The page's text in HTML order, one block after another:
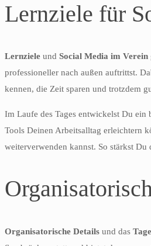
Lernziele für
Lernziele und Social Media im Verein
professioneller nach außen auftrittst.
kennen, die Zeit sparen und trotzdem
Im Laufe des Tages entwickelst Du
Tools Deinen Arbeitsalltag erleichtern
weiterverwenden kannst. So stärkst
Organisatorische Details und das